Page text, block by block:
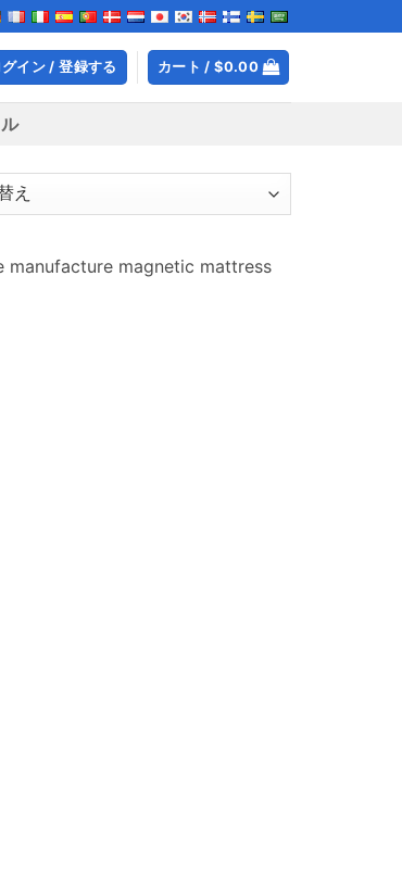
グイン / 登録する カート /$0.00
manufacture magnetic mattress